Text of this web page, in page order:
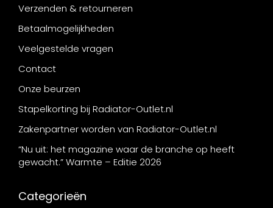
Verzenden & retourneren
Betaalmogelijkheden
Veelgestelde vragen
Contact
Onze beurzen
Stapelkorting bij Radiator-Outlet.nl
Zakenpartner worden van Radiator-Outlet.nl
“Nu uit: het magazine waar de branche op heeft
gewacht.” Warmte – Editie 2026
Categorieën